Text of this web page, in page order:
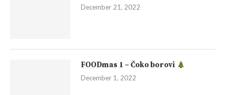
December 21, 2022
FOODmas 1 – Čoko borovi
December 1, 2022